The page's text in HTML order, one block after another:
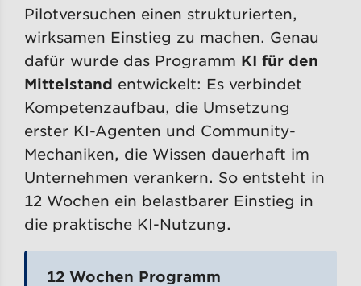
Pilotversuchen einen strukturierten,
wirksamen Einstieg zu machen. Genau
dafür wurde das Programm KI für den
Mittelstand entwickelt: Es verbindet
Kompetenzaufbau, die Umsetzung
erster KI-Agenten und Community-
Mechaniken, die Wissen dauerhaft im
Unternehmen verankern. So entsteht in
12 Wochen ein belastbarer Einstieg in
die praktische KI-Nutzung.
12 Wochen Programm